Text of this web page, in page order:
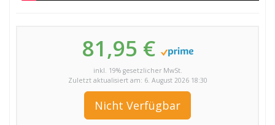
81,95 €
inkl. 19% gesetzlicher MwSt.
Zuletzt aktualisiert am: 6. August 2026 18:30
Nicht Verfügbar